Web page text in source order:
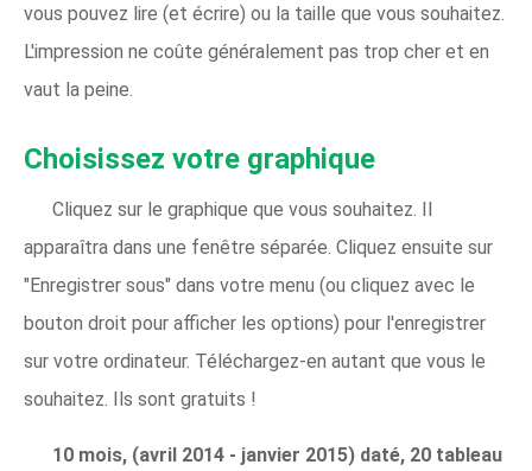
vous pouvez lire (et écrire) ou la taille que vous souhaitez.
L'impression ne coûte généralement pas trop cher et en
vaut la peine.
Choisissez votre graphique
Cliquez sur le graphique que vous souhaitez. Il
apparaîtra dans une fenêtre séparée. Cliquez ensuite sur
"Enregistrer sous" dans votre menu (ou cliquez avec le
bouton droit pour afficher les options) pour l'enregistrer
sur votre ordinateur. Téléchargez-en autant que vous le
souhaitez. Ils sont gratuits !
10 mois, (avril 2014 - janvier 2015) daté, 20 tableau